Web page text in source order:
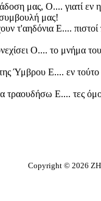
μας, Ο.... γιατί εν
μας!
τ'αηδόνια Ε....
Ο.... το μνήμα
Ύμβρου Ε.... εν
τραουδήσω Ε.... τες
Copyright © 2026